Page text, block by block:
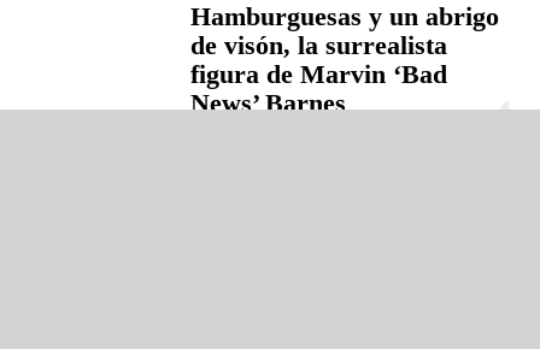
Hamburguesas y un abrigo
de visón, la surrealista
figura de Marvin ‘Bad
News’ Barnes